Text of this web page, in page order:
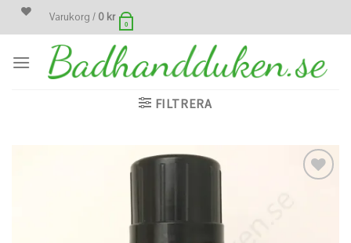
Skip
Varukorg / 0 kr
0
FILTRERA